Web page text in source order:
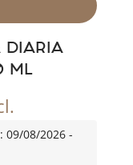
DIARIA
ML
09/08/2026 -